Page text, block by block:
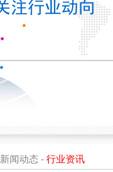
新闻动态 - 行业资讯